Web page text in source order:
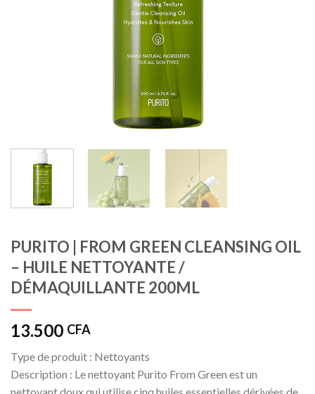
PURITO | FROM GREEN CLEANSING OIL
– HUILE NETTOYANTE /
DÉMAQUILLANTE 200ML
13.500 CFA
Type de produit : Nettoyants
Description : Le nettoyant Purito From Green est un